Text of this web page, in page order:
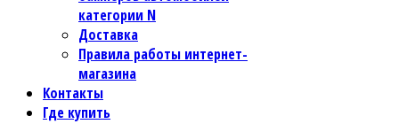
категории N
Доставка
Правила работы интернет-
магазина
Контакты
Где купить